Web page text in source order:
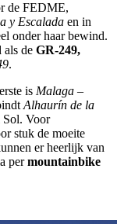
de FEDME,
y Escalada en in
onder haar bewind.
als de GR-249,
.
is Malaga –
Alhaurín de la
Sol. Voor
stuk de moeite
er heerlijk van
permountainbike